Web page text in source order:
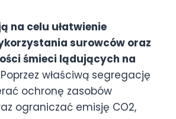
na celu ułatwienie
surowców oraz
śmieci lądujących na
Poprzez właściwą segregację
ochronę zasobów
ograniczać emisję CO2,